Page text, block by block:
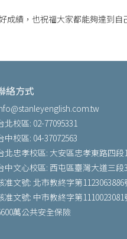
成績，也祝福大家都能夠達到自
絡方式
北校區: 02-77095331
中校區: 04-37072563
北忠孝校區: 大安區忠孝東路四段
中文心校區: 西屯區臺灣大道三段
准文號: 北市教終字第1123063886
准文號: 中市教終字第1110023081
萬公共安全保險